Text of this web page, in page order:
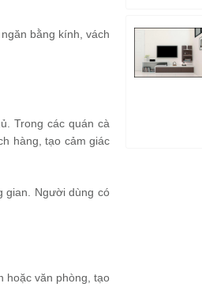
bằng kính, vách
Trong các quán cà
hàng, tạo cảm giác
gian. Người dùng có
hoặc văn phòng, tạo